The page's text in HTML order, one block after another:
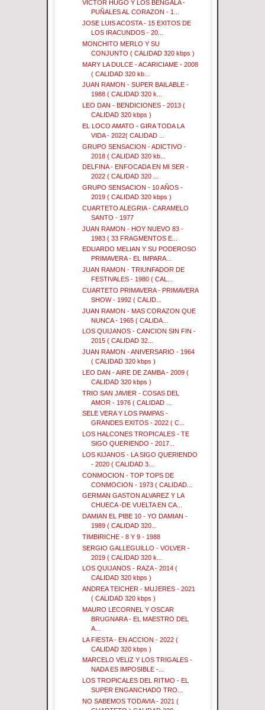
VICTOR HUGO Y LOS BENGALA -
PUÑALES AL CORAZON - 1...
JOSE LUIS ACOSTA - 15 EXITOS DE
LOS IRACUNDOS - 20...
MONCHITO MERLO Y SU
CONJUNTO ( CALIDAD 320 kbps )
MARY LA DULCE - ACARICIAME - 2008
( CALIDAD 320 kb...
JUAN RAMON - SUPER BAILABLE -
1988 ( CALIDAD 320 k...
LEO DAN - BENDICIONES - 2013 (
CALIDAD 320 kbps )
EL LOCO AMATO - GIRA TODA LA
VIDA - 2022( CALIDAD ...
GRUPO SENSACION - ADICTIVO -
2018 ( CALIDAD 320 kb...
DELFINA - ENFOCADA EN MI SER -
2022 ( CALIDAD 320 ...
GRUPO SENSACION - 10 AÑOS -
2019 ( CALIDAD 320 kbps )
CUARTETO ALEGRIA - CARAMELO
SANTO - 1977
JUAN RAMON - HOY NUEVO 83 -
1983 ( 33 FRAGMENTOS E...
EDUARDO MELIAN Y SU PODEROSO
PRIMAVERA - EL IMPARA...
JUAN RAMON - TRIUNFADOR DE
FESTIVALES - 1980 ( CAL...
CUARTETO PRIMAVERA - PRIMAVERA
SHOW - 1992 ( CALID...
JUAN RAMON - MAS CORAZON QUE
NUNCA - 1965 ( CALIDA...
LOS QUIJANOS - CANCION SIN FIN -
2015 ( CALIDAD 32...
JUAN RAMON - ANIVERSARIO - 1964
( CALIDAD 320 kbps )
LEO DAN - AIRE DE ZAMBA - 2009 (
CALIDAD 320 kbps )
TRIO SAN JAVIER - COSAS DEL
AMOR - 1976 ( CALIDAD ...
SELE VERA Y LOS PAMPAS -
GRANDES EXITOS - 2022 ( C...
LOS HALCONES TROPICALES - TE
SIGO QUERIENDO - 2017...
LOS KIJANOS - LA SIGO QUERIENDO
- 2020 ( CALIDAD 3...
CONMOCION - TOP TOPS DE
CONMOCION - 1973 ( CALIDAD...
GERMAN GASTON ALVAREZ Y LA
CHUECA -DE VUELTA EN CA...
DAMIAN EL PIBE 10 - YO DAMIAN -
1989 ( CALIDAD 320...
TIMBIRICHE - 8 Y 9 - 1988
SERGIO GALLEGUILLO - VOLVER -
2019 ( CALIDAD 320 k...
LOS QUIJANOS - RAZA - 2014 (
CALIDAD 320 kbps )
ANDREA TEICHER - MUJERES - 2021
( CALIDAD 320 kbps )
MAURO LECORNEL Y OSCAR
BRUGNARA - EL MAESTRO DEL
A...
LA FIESTA - EN ACCION - 2022 (
CALIDAD 320 kbps )
MARCELO VELIZ Y LOS TRIGALES -
NADA ES IMPOSIBLE -...
LOS TROPICALES DEL RITMO - EL
SUPER ENGANCHADO TRO...
NO SABEMOS TODAVIA - 2021 (